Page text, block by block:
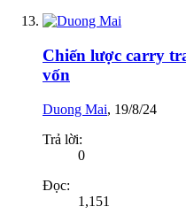
Chiến lược carry
vốn
Duong Mai, 19/8/24
Trả lời:
0
Đọc:
1,151